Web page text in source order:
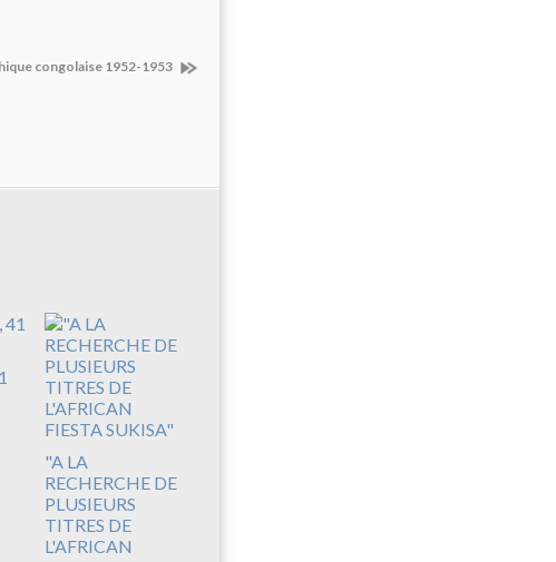
congolaise 1952-1953
"A LA
RECHERCHE DE
PLUSIEURS
TITRES DE
L'AFRICAN